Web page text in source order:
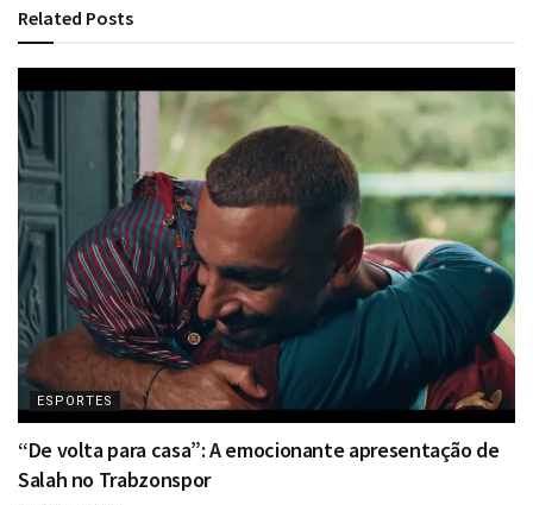
Related Posts
ESPORTES
“De volta para casa”: A emocionante apresentação de
Salah no Trabzonspor